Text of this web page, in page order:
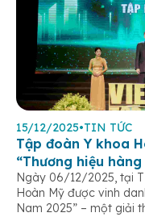
15/12/2025•TIN TỨC
Tập đoàn Y khoa
“Thương hiệu
Ngày 06/12/2025, tại
Hoàn Mỹ được vinh
Nam 2025” – một giải